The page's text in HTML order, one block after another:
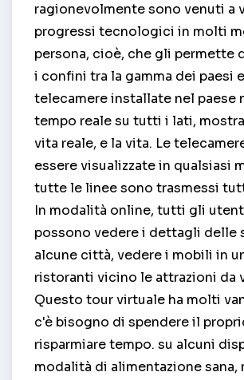
ragionevolmente sono venuti a
progressi tecnologici in molti
persona, cioè, che gli permette
i confini tra la gamma dei paesi
telecamere installate nel paese
tempo reale su tutti i lati,
vita reale, e la vita. Le
essere visualizzate in qualsiasi
tutte le linee sono trasmessi
In modalità online, tutti gli
possono vedere i dettagli delle
alcune città, vedere i mobili in
ristoranti vicino le attrazioni da
Questo tour virtuale ha molti
c'è bisogno di spendere il
risparmiare tempo. su alcuni
modalità di alimentazione sana,